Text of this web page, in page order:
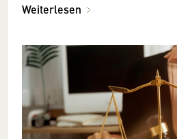
Weiterlesen